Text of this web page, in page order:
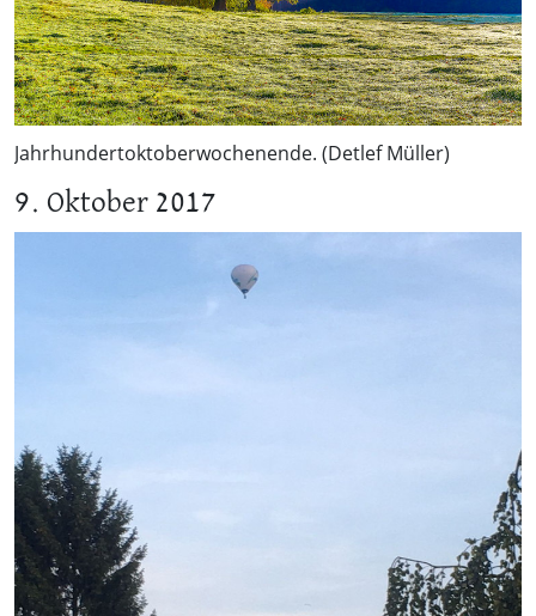
Jahrhundertoktoberwochenende. (Detlef Müller)
9. Oktober 2017